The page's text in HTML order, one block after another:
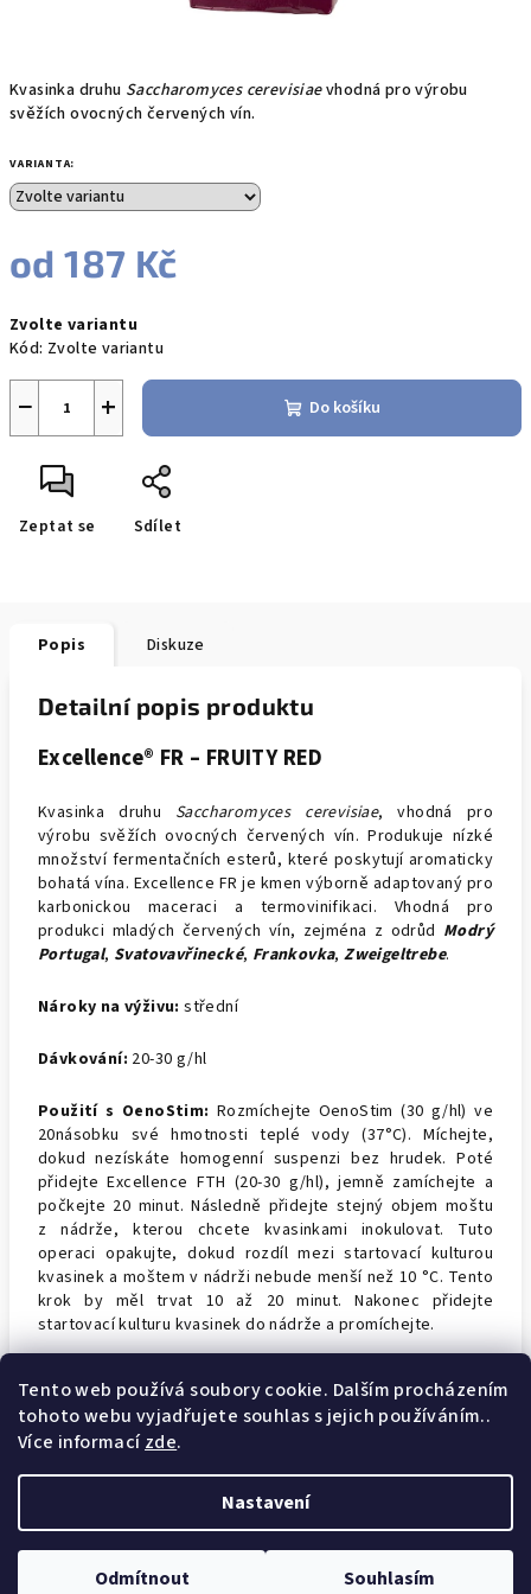
Tento web používá soubory cookie. Dalším procházením
tohoto webu vyjadřujete souhlas s jejich používáním..
Více informacízde.
Nastavení
Odmítnout Souhlasím
Kvasinka druhu Saccharomyces cerevisiaevhodná pro výrobu
svěžích ovocných červených vín.
VARIANTA:
od187 Kč
cena:
Zvolte variantu
Kód: Zvolte variantu
+
− Do košíku
Zeptat se Sdílet
Popis Diskuze
Detailní popis produktu
Excellence® FR – FRUITY RED
Kvasinka druhu Saccharomyces cerevisiae, vhodná pro
výrobu svěžích ovocných červených vín. Produkuje nízké
množství fermentačních esterů, které poskytují aromaticky
bohatá vína. Excellence FR je kmen výborně adaptovaný pro
karbonickou maceraci a termovinifikaci. Vhodná pro
produkci mladých červených vín, zejména z odrůd Modrý
Portugal, Svatovavřinecké, Frankovka,Zweigeltrebe.
Nároky na výživu: střední
Dávkování: 20-30 g/hl
Použití s OenoStim: Rozmíchejte OenoStim (30 g/hl) ve
20násobku své hmotnosti teplé vody (37°C). Míchejte,
dokud nezískáte homogenní suspenzi bez hrudek. Poté
přidejte Excellence FTH (20-30 g/hl), jemně zamíchejte a
počkejte 20 minut. Následně přidejte stejný objem moštu
z nádrže, kterou chcete kvasinkami inokulovat. Tuto
operaci opakujte, dokud rozdíl mezi startovací kulturou
kvasinek a moštem v nádrži nebude menší než 10 °C. Tento
krok by měl trvat 10 až 20 minut. Nakonec přidejte
startovací kulturu kvasinek do nádrže a promíchejte.
Skladování:
Skladujte v původním obalu, v chladném a
suchém prostředí. Spotřebujte dle data spotřeby, po
otevření ihned.
Wine technology